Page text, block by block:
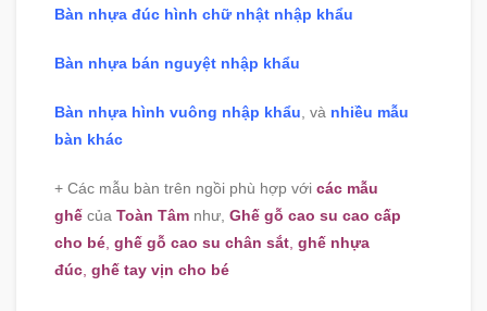
Bàn nhựa đúc hình chữ nhật nhập khẩu
Bàn nhựa bán nguyệt nhập khẩu
Bàn nhựa hình vuông nhập khẩu , và nhiều mẫu
bàn khác
+ Các mẫu bàn trên ngồi phù hợp với các mẫu
ghế của Toàn Tâm như, Ghế gỗ cao su cao cấp
cho bé ghế gỗ cao su chân sắt ghế nhựa
đúc ghế tay vịn cho bé